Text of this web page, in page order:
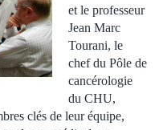
et le professeur
Jean Marc
Tourani, le
chef du Pôle de
cancérologie
du CHU,
clés de leur équipe,